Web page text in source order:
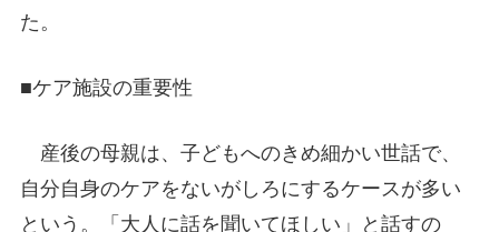
た。
■ケア施設の重要性
産後の母親は、子どもへのきめ細かい世話で、
自分自身のケアをないがしろにするケースが多い
という。「大人に話を聞いてほしい」と話すの